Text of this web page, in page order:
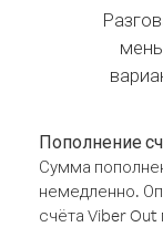
Пополнение
Сумма
немедленно.
счёта Viber